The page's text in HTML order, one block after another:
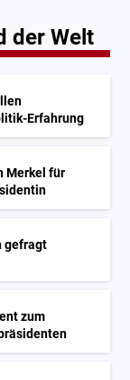
der Welt
Erfahrung
Merkel für
gefragt
zum